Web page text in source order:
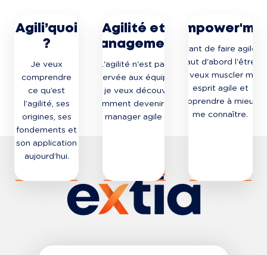
LE PARCOURS
Agili’quoi
?
Je veux
comprendre
ce qu’est
l’agilité, ses
origines, ses
fondements et
son application
aujourd’hui.
LE PARCOURS
Agilité et
management
L'agilité n'est pas
réservée aux équipes
IT, je veux découvrir
comment devenir un
manager agile
LE PARCOURS
Empower'me
Avant de faire agile il
faut d'abord l'être.
Je veux muscler mon
esprit agile et
apprendre à mieux
me connaître.